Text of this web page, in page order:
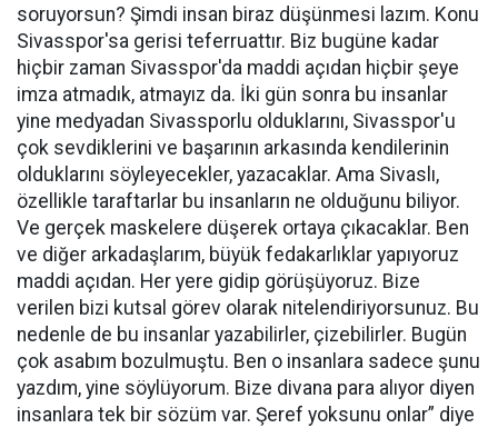
soruyorsun? Şimdi insan biraz düşünmesi lazım. Konu
Sivasspor'sa gerisi teferruattır. Biz bugüne kadar
hiçbir zaman Sivasspor'da maddi açıdan hiçbir şeye
imza atmadık, atmayız da. İki gün sonra bu insanlar
yine medyadan Sivassporlu olduklarını, Sivasspor'u
çok sevdiklerini ve başarının arkasında kendilerinin
olduklarını söyleyecekler, yazacaklar. Ama Sivaslı,
özellikle taraftarlar bu insanların ne olduğunu biliyor.
Ve gerçek maskelere düşerek ortaya çıkacaklar. Ben
ve diğer arkadaşlarım, büyük fedakarlıklar yapıyoruz
maddi açıdan. Her yere gidip görüşüyoruz. Bize
verilen bizi kutsal görev olarak nitelendiriyorsunuz. Bu
nedenle de bu insanlar yazabilirler, çizebilirler. Bugün
çok asabım bozulmuştu. Ben o insanlara sadece şunu
yazdım, yine söylüyorum. Bize divana para alıyor diyen
insanlara tek bir sözüm var. Şeref yoksunu onlar” diye